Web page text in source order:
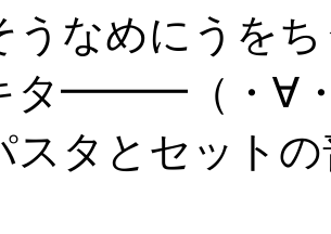
うなめにうを
タ━━━（・∀
スタとセット